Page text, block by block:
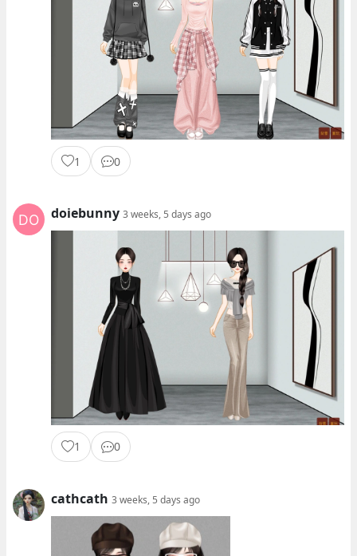
1 0
doiebunny 3 weeks, 5 days ago
1 0
cathcath 3 weeks, 5 days ago